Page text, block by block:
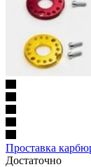
Проставка
Достаточно